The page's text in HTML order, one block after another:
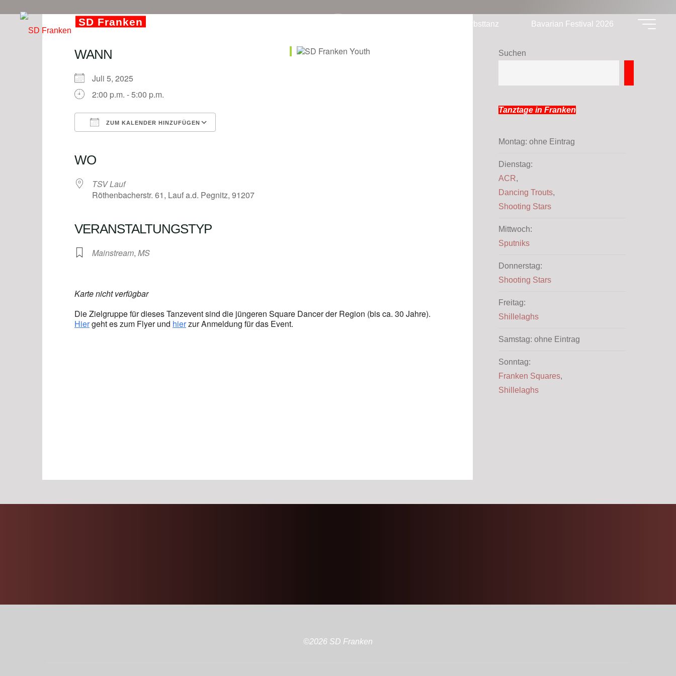
springen
SD Franken Herbsttanz Bavarian Festival 2026
Sarah
WANN
Juli 5, 2025
2:00 p.m. - 5:00 p.m.
ZUM KALENDER HINZUFÜGEN
WO
TSV Lauf
Röthenbacherstr. 61, Lauf a.d. Pegnitz, 91207
VERANSTALTUNGSTYP
Mainstream, MS
Karte nicht verfügbar
Die Zielgruppe für dieses Tanzevent sind die jüngeren Square Dancer der Region (bis ca. 30 Jahre).
Hiergeht es zum Flyer und hierzur Anmeldung für das Event.
Suchen
Tanztage in Franken
Montag: ohne Eintrag
Dienstag:
ACR,
Dancing Trouts,
Shooting Stars
Mittwoch:
Sputniks
Donnerstag:
Shooting Stars
Freitag:
Shillelaghs
Samstag: ohne Eintrag
Sonntag:
Franken Squares,
Shillelaghs
©2026 SD Franken